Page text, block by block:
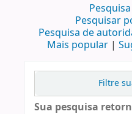
Pesquisar
Pesquisa de
Mais popular
Filtre
Sua pesquisa